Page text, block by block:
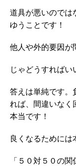
道具が悪いのでは
ゆうことです！
他人や外的要因が
じゃどうすればい
答えは単純です。
れば、間違いなく
本当です！
良くなるためには
「５０対５０の関